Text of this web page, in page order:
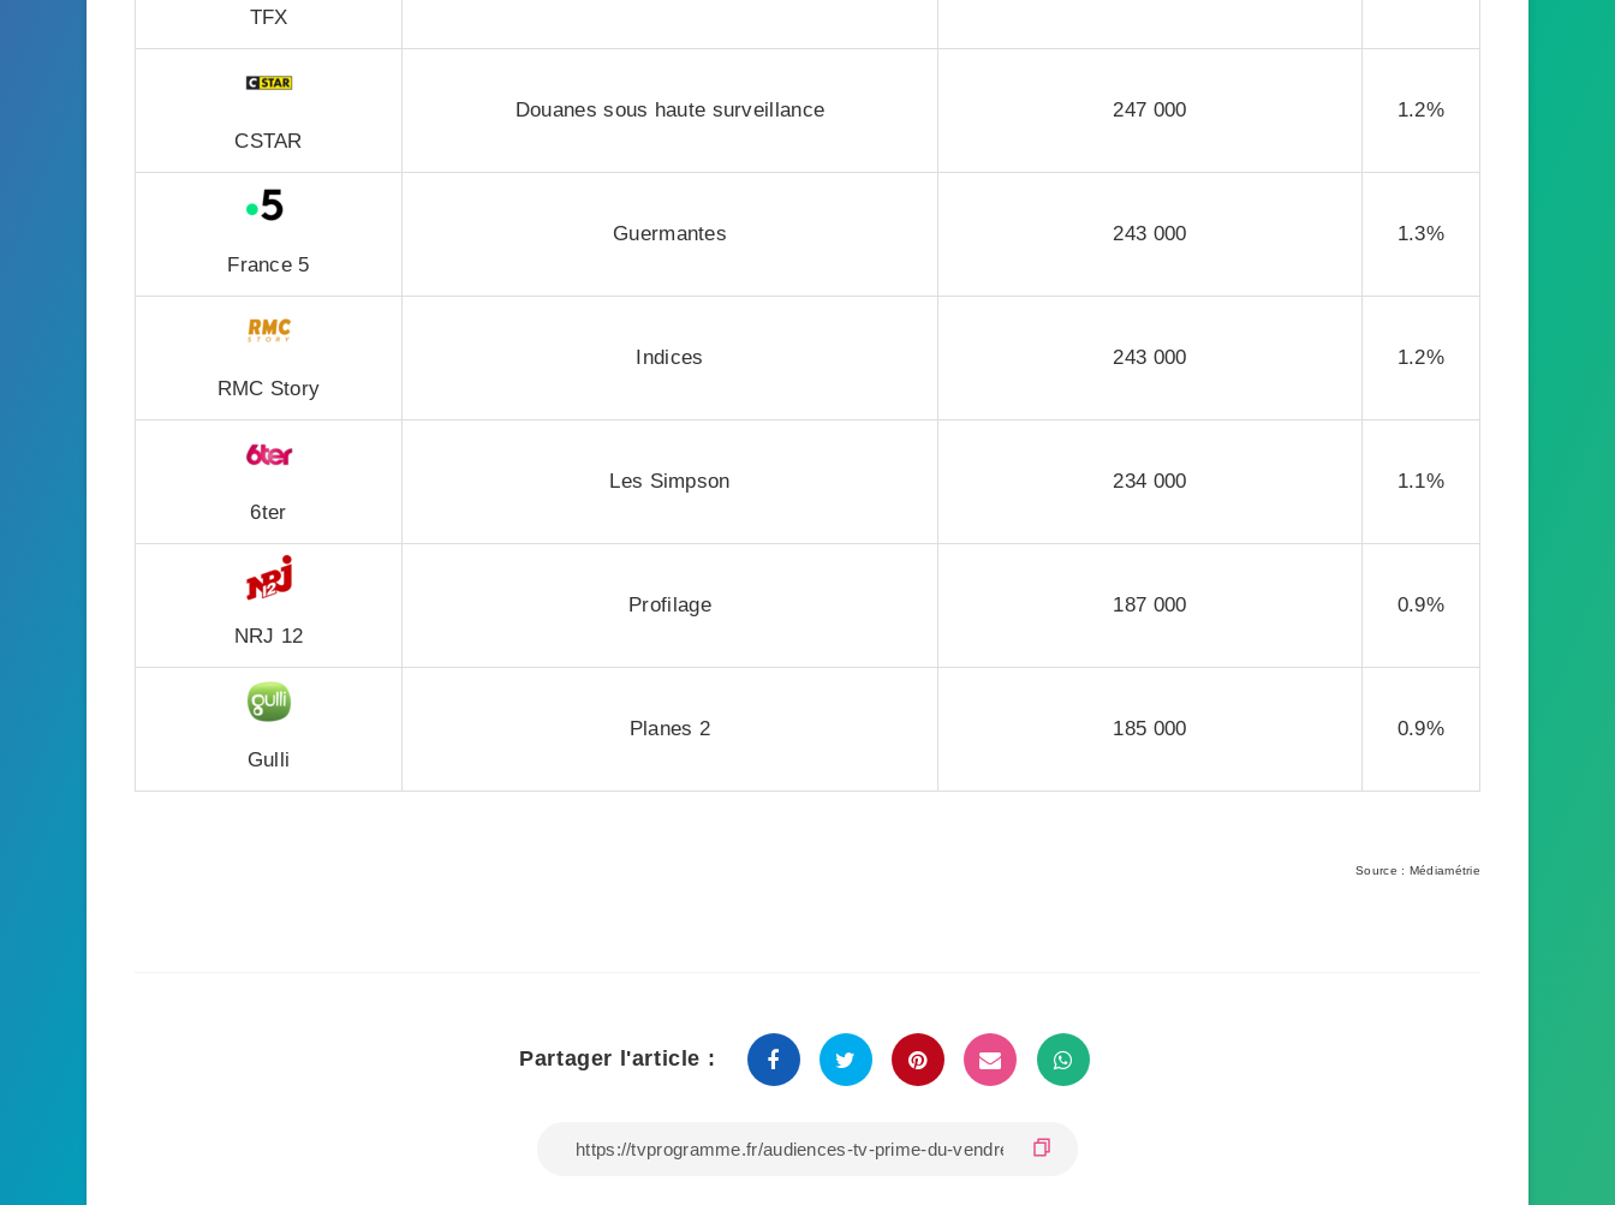
TFX
CSTAR
Douanes sous haute surveillance 247 000 1.2%
France 5
Guermantes 243 000 1.3%
RMC Story
Indices 243 000 1.2%
6ter
Les Simpson 234 000 1.1%
NRJ 12
Profilage 187 000 0.9%
Gulli
Planes 2 185 000 0.9%
Source : Médiamétrie
Partager l'article :